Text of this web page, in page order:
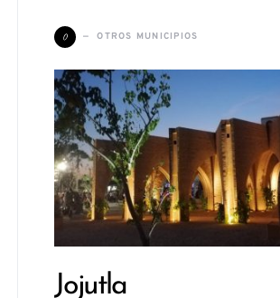
O OTROS MUNICIPIOS
Jojutla